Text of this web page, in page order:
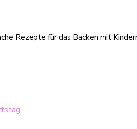
Rezepte für das Backen mit